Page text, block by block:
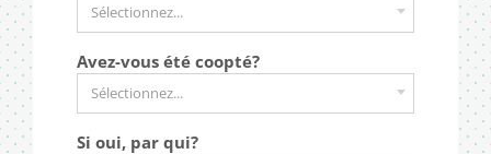
Sélectionnez...
Avez-vous été coopté?
Sélectionnez...
Si oui, par qui?